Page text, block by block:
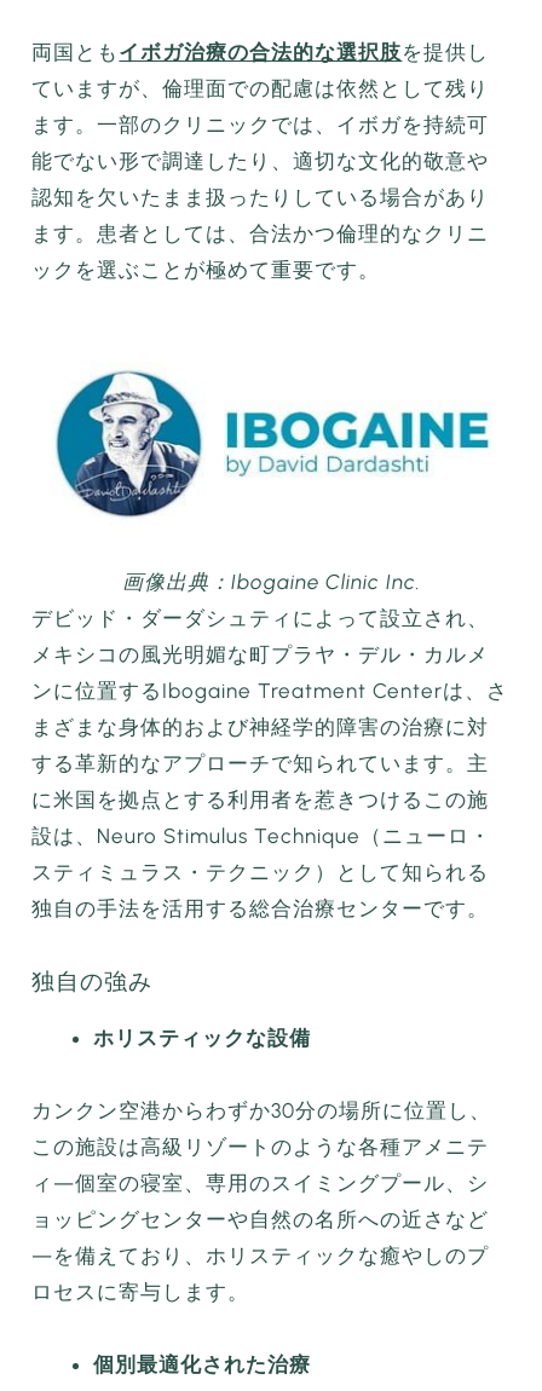
両国とも イボガ治療の合法的な選択肢を提供し
ていますが、倫理面での配慮は依然として残り
ます。一部のクリニックでは、イボガを持続可
能でない形で調達したり、適切な文化的敬意や
認知を欠いたまま扱ったりしている場合があり
ます。患者としては、合法かつ倫理的なクリニ
ックを選ぶことが極めて重要です。
画像出典：Ibogaine Clinic Inc.
デビッド・ダーダシュティによって設立され、
メキシコの風光明媚な町プラヤ・デル・カルメ
ンに位置するIbogaine Treatment Centerは、さ
まざまな身体的および神経学的障害の治療に対
する革新的なアプローチで知られています。主
に米国を拠点とする利用者を惹きつけるこの施
設は、Neuro Stimulus Technique（ニューロ・
スティミュラス・テクニック）として知られる
独自の手法を活用する総合治療センターです。
独自の強み
ホリスティックな設備
カンクン空港からわずか30分の場所に位置し、
この施設は高級リゾートのような各種アメニテ
ィ—個室の寝室、専用のスイミングプール、シ
ョッピングセンターや自然の名所への近さなど
—を備えており、ホリスティックな癒やしのプ
ロセスに寄与します。
個別最適化された治療